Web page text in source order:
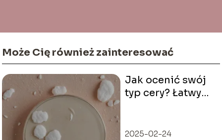
Może Cię również zainteresować
Jak ocenić swój
typ cery? Łatwy
domu
2025-02-24